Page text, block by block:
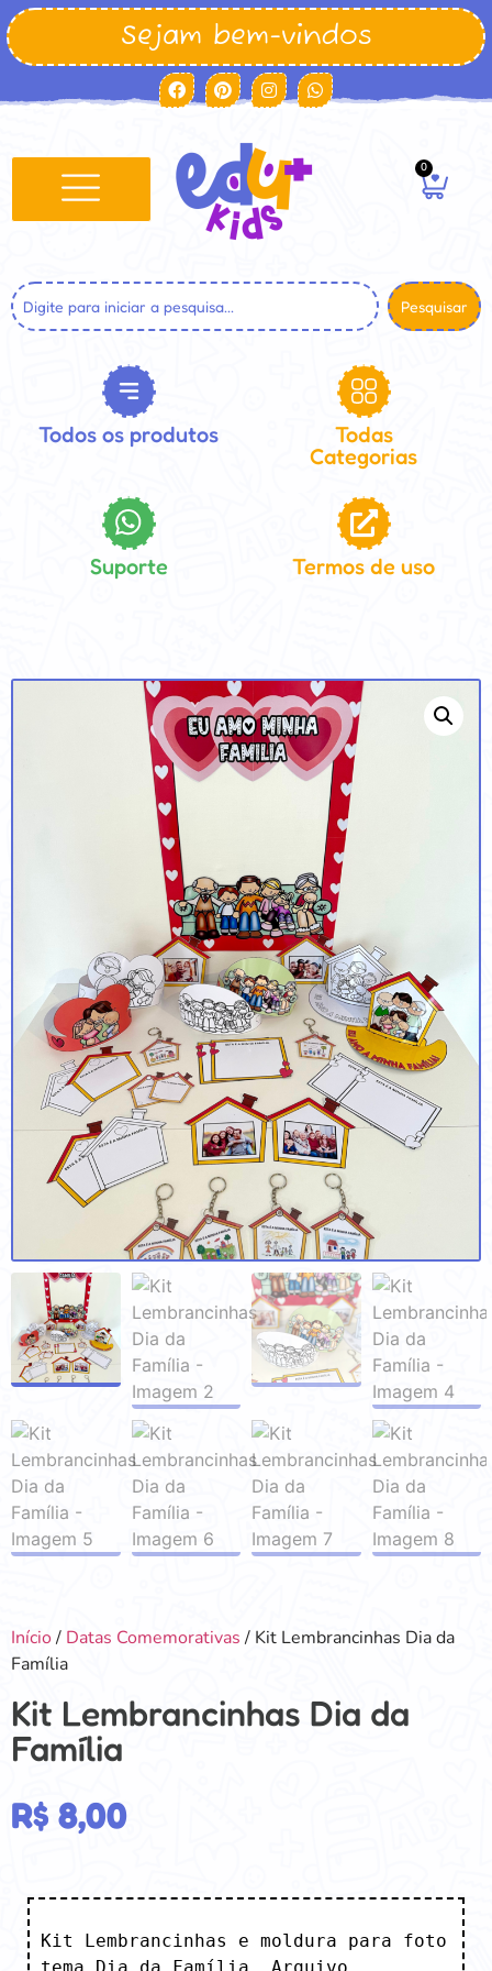
Sejam bem-vindos
0
Pesquisar
Todos os produtos
Todas
Categorias
Suporte Termos de uso
Início/ Datas Comemorativas / Kit Lembrancinhas Dia da
Família
Kit Lembrancinhas Dia da
Família
R$ 8,00
Kit Lembrancinhas e moldura para foto
tema Dia da Família. Arquivo